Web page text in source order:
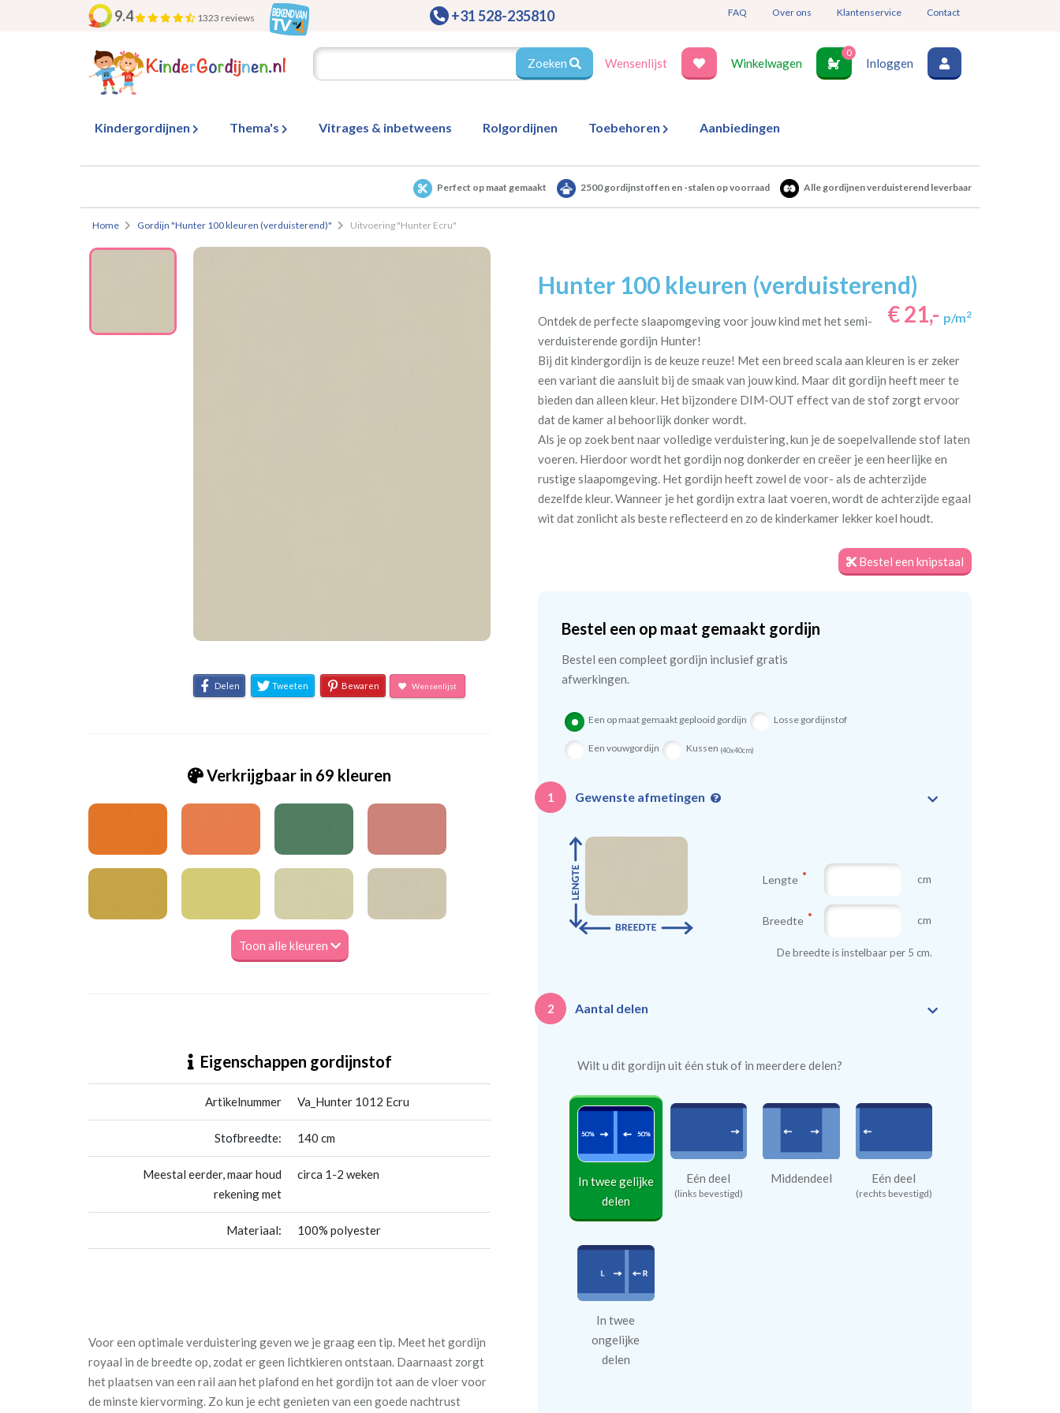
9.4 1323 reviews +31 528-235810 FAQ Over ons Klantenservice Contact
Zoeken Wensenlijst Winkelwagen
0
Inloggen
Kindergordijnen Thema's Vitrages & inbetweens Rolgordijnen Toebehoren Aanbiedingen
Perfect op maat gemaakt 2500 gordijnstoffen en -stalen op voorraad Alle gordijnen verduisterend leverbaar
Home Gordijn "Hunter 100 kleuren (verduisterend)" Uitvoering "Hunter Ecru"
Delen Tweeten Bewaren Wensenlijst
Verkrijgbaar in 69 kleuren
Toon alle kleuren
Eigenschappen gordijnstof
Artikelnummer Va_Hunter 1012 Ecru
Stofbreedte: 140 cm
Meestal eerder, maar houd
rekening met
circa 1-2 weken
Materiaal: 100% polyester
Voor een optimale verduistering geven we je graag een tip. Meet het gordijn
royaal in de breedte op, zodat er geen lichtkieren ontstaan. Daarnaast zorgt
het plaatsen van een rail aan het plafond en het gordijn tot aan de vloer voor
de minste kiervorming. Zo kun je echt genieten van een goede nachtrust
Hunter 100 kleuren (verduisterend)
€ 21,- p/m2
Ontdek de perfecte slaapomgeving voor jouw kind met het semi-
verduisterende gordijn Hunter!
Bij dit kindergordijn is de keuze reuze! Met een breed scala aan kleuren is er zeker
een variant die aansluit bij de smaak van jouw kind. Maar dit gordijn heeft meer te
bieden dan alleen kleur. Het bijzondere DIM-OUT effect van de stof zorgt ervoor
dat de kamer al behoorlijk donker wordt.
Als je op zoek bent naar volledige verduistering, kun je de soepelvallende stof laten
voeren. Hierdoor wordt het gordijn nog donkerder en creëer je een heerlijke en
rustige slaapomgeving. Het gordijn heeft zowel de voor- als de achterzijde
dezelfde kleur. Wanneer je het gordijn extra laat voeren, wordt de achterzijde egaal
wit dat zonlicht als beste reflecteerd en zo de kinderkamer lekker koel houdt.
Bestel een knipstaal
Bestel een op maat gemaakt gordijn
Bestel een compleet gordijn inclusief gratis
afwerkingen.
Een op maat gemaakt geplooid gordijn Losse gordijnstof
Een vouwgordijn Kussen (40x40cm)
1 Gewenste afmetingen
Lengte cm
Breedte cm
De breedte is instelbaar per 5 cm.
2 Aantal delen
Wilt u dit gordijn uit één stuk of in meerdere delen?
In twee gelijke
delen
Eén deel
(links bevestigd)
Middendeel Eén deel
(rechts bevestigd)
In twee
ongelijke
delen